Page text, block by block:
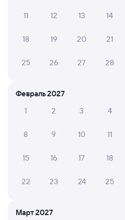
8 Дмитрий Я.
Вагон старый, но чистый, и
10 Олег Л.
Все замечательно, спасибо
18 августа 2023 • Поезд 634Б
на верхней полке не совсем
11 12 13 14
18 19 20 21
25 26 27 28
Февраль 2027
1
2 3 4
8 9 10 11
15 16 17 18
22 23 24 25
Март 2027